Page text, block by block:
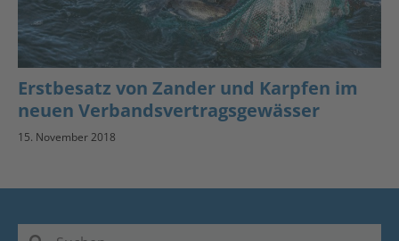
Erstbesatz von Zander und Karpfen im
neuen Verbandsvertragsgewässer
15. November 2018